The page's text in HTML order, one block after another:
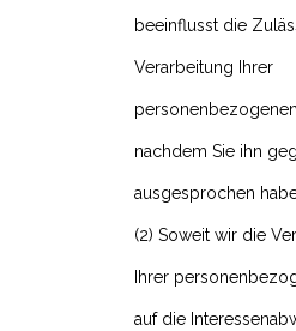
beeinflusst die
Verarbeitung Ihrer
nachdem Sie ihn
ausgesprochen
(2) Soweit wir die
Ihrer
auf die